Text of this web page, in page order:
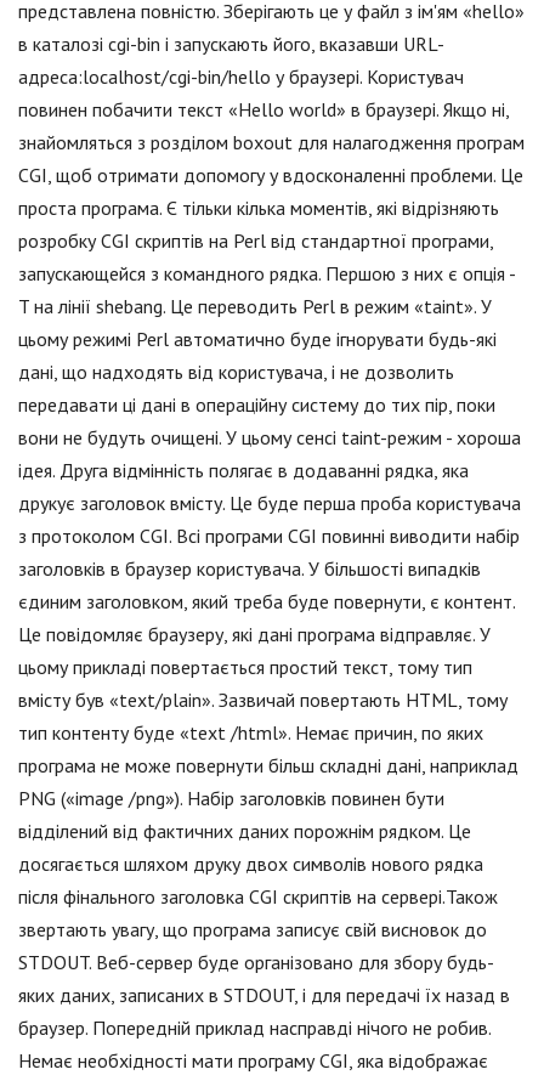
представлена повністю. Зберігають це у файл з ім'ям «hello»
в каталозі cgi-bin і запускають його, вказавши URL-
адреса:localhost/cgi-bin/hello у браузері. Користувач
повинен побачити текст «Hello world» в браузері. Якщо ні,
знайомляться з розділом boxout для налагодження програм
CGI, щоб отримати допомогу у вдосконаленні проблеми. Це
проста програма. Є тільки кілька моментів, які відрізняють
розробку CGI скриптів на Perl від стандартної програми,
запускающейся з командного рядка. Першою з них є опція -
T на лінії shebang. Це переводить Perl в режим «taint». У
цьому режимі Perl автоматично буде ігнорувати будь-які
дані, що надходять від користувача, і не дозволить
передавати ці дані в операційну систему до тих пір, поки
вони не будуть очищені. У цьому сенсі taint-режим - хороша
ідея. Друга відмінність полягає в додаванні рядка, яка
друкує заголовок вмісту. Це буде перша проба користувача
з протоколом CGI. Всі програми CGI повинні виводити набір
заголовків в браузер користувача. У більшості випадків
єдиним заголовком, який треба буде повернути, є контент.
Це повідомляє браузеру, які дані програма відправляє. У
цьому прикладі повертається простий текст, тому тип
вмісту був «text/plain». Зазвичай повертають HTML, тому
тип контенту буде «text /html». Немає причин, по яких
програма не може повернути більш складні дані, наприклад
PNG («image /png»). Набір заголовків повинен бути
відділений від фактичних даних порожнім рядком. Це
досягається шляхом друку двох символів нового рядка
після фінального заголовка CGI скриптів на сервері.Також
звертають увагу, що програма записує свій висновок до
STDOUT. Веб-сервер буде організовано для збору будь-
яких даних, записаних в STDOUT, і для передачі їх назад в
браузер. Попередній приклад насправді нічого не робив.
Немає необхідності мати програму CGI, яка відображає